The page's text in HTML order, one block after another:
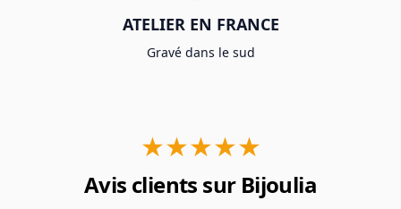
ATELIER EN FRANCE
Gravé dans le sud
★★★★★
Avis clients sur Bijoulia